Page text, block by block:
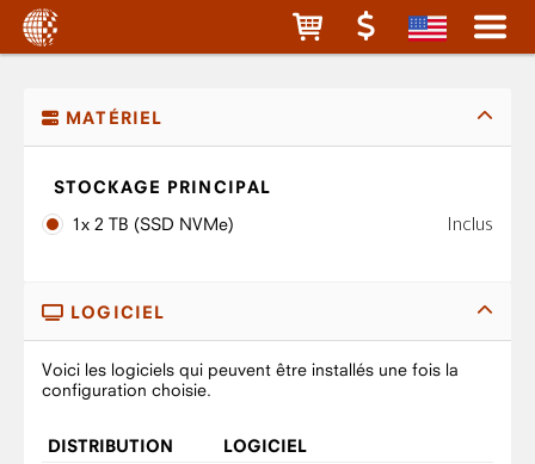
MATÉRIEL
STOCKAGE PRINCIPAL
1x 2 TB (SSD NVMe)
Inclus
LOGICIEL
Voici les logiciels qui peuvent être installés une fois la
configuration choisie.
DISTRIBUTION LOGICIEL